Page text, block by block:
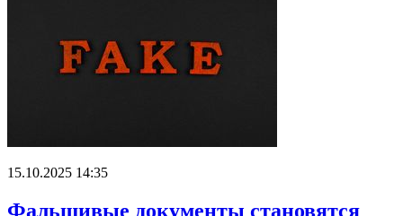
15.10.2025 14:35
Фальшивые документы становятся